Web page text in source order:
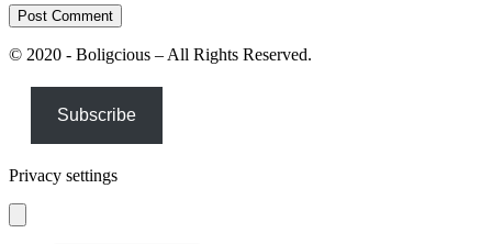
© 2020 - Boligcious – All Rights Reserved.
Subscribe
Privacy settings